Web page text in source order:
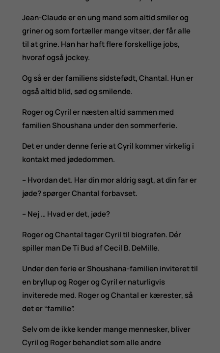
Jean-Claude er en ung mand som altid smiler og
griner og som fortæller mange vitser, der får alle
til at grine. Han har haft flere forskellige jobs,
hvoraf også jockey.
Og så er der familiens sidstefødt, Chantal. Hun er
også altid blid, sød og smilende.
Roger og Cyril er næsten altid sammen med
familien Shoushana under den sommerferie.
Det er under denne ferie at Cyril kommer virkelig i
kontakt med jødedommen.
– Hvordan det. Har din mor aldrig sagt, at din far er
jøde? spørger Chantal forbavset.
– Nej … Hvad er det, jøde?
Roger og Chantal tager Cyril til biografen. Dér
spiller man De Ti Bud af Cecil B. DeMille.
Under den ferie er Shoushana-familien inviteret til
en bryllup og Roger og Cyril er naturligvis
inviterede med. Roger og Chantal er kærester, så
det er “familie”.
Selv om de ikke kender mange mennesker, bliver
Cyril og Roger behandlet som alle andre